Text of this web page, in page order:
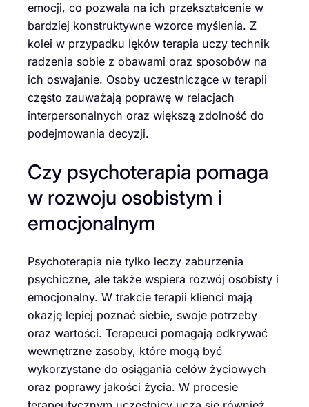
emocji, co pozwala na ich przekształcenie w
bardziej konstruktywne wzorce myślenia. Z
kolei w przypadku lęków terapia uczy technik
radzenia sobie z obawami oraz sposobów na
ich oswajanie. Osoby uczestniczące w terapii
często zauważają poprawę w relacjach
interpersonalnych oraz większą zdolność do
podejmowania decyzji.
Czy psychoterapia pomaga
w rozwoju osobistym i
emocjonalnym
Psychoterapia nie tylko leczy zaburzenia
psychiczne, ale także wspiera rozwój osobisty i
emocjonalny. W trakcie terapii klienci mają
okazję lepiej poznać siebie, swoje potrzeby
oraz wartości. Terapeuci pomagają odkrywać
wewnętrzne zasoby, które mogą być
wykorzystane do osiągania celów życiowych
oraz poprawy jakości życia. W procesie